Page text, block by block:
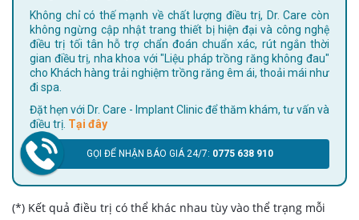
Không chỉ có thế mạnh về chất lượng điều trị, Dr. Care còn
không ngừng cập nhật trang thiết bị hiện đại và công nghệ
điều trị tối tân hỗ trợ chẩn đoán chuẩn xác, rút ngắn thời
gian điều trị, nha khoa với "Liệu pháp trồng răng không đau"
cho Khách hàng trải nghiệm trồng răng êm ái, thoải mái như
đi spa.
Đặt hẹn với Dr. Care - Implant Clinic để thăm khám, tư vấn và
điều trị. Tại đây
GỌI ĐỂ NHẬN BÁO GIÁ 24/7: 0775 638 910
(*) Kết quả điều trị có thể khác nhau tùy vào thể trạng mỗi